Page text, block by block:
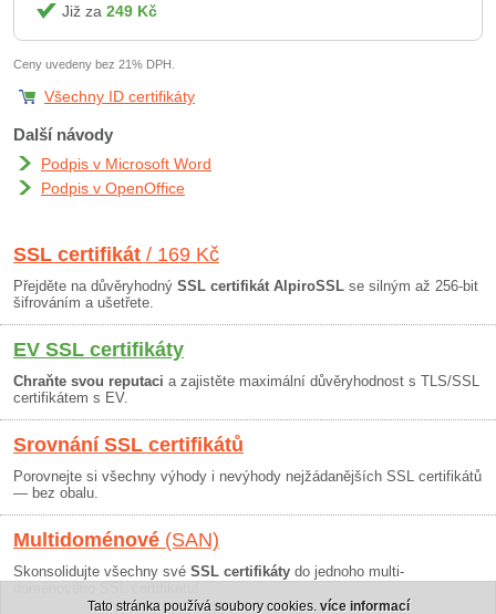
Již za 249 Kč
Ceny uvedeny bez 21% DPH.
Všechny ID certifikáty
Další návody
Podpis v Microsoft Word
Podpis v OpenOffice
SSL certifikát / 169 Kč
Přejděte na důvěryhodný SSL certifikát AlpiroSSL se silným až 256-bit
šifrováním a ušetřete.
EV SSL certifikáty
Chraňte svou reputaci a zajistěte maximální důvěryhodnost s TLS/SSL
certifikátem s EV.
Srovnání SSL certifikátů
Porovnejte si všechny výhody i nevýhody nejžádanějších SSL certifikátů
— bez obalu.
Multidoménové (SAN)
Skonsolidujte všechny své SSL certifikáty do jednoho multi-
Tato stránka používá soubory cookies. více informací